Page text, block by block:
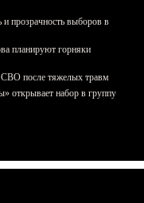
и прозрачность выборов в
планируют горняки
СВО после тяжелых травм
открывает набор в группу